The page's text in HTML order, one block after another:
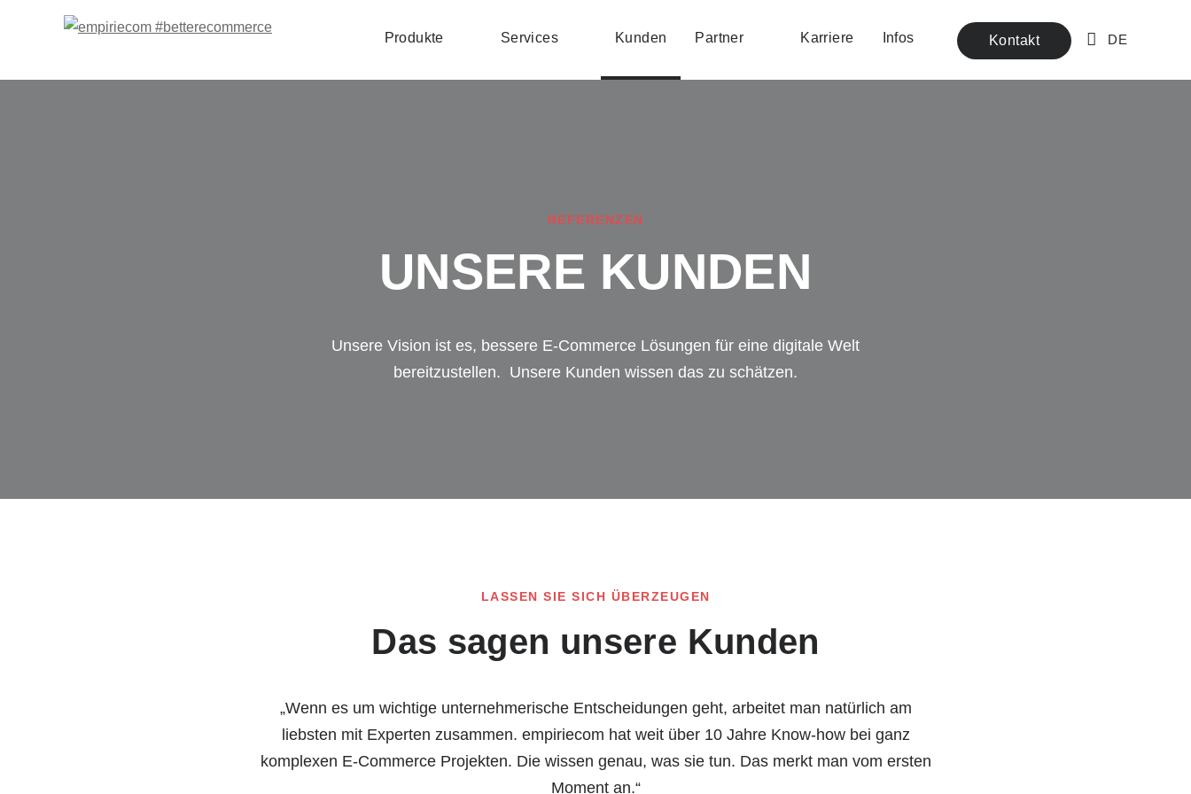
Produkte Services Kunden Partner Karriere Infos Kontakt DE
REFERENZEN
UNSERE KUNDEN
Unsere Vision ist es, bessere E-Commerce Lösungen für eine digitale Welt
bereitzustellen. Unsere Kunden wissen das zu schätzen.
LASSEN SIE SICH ÜBERZEUGEN
Das sagen unsere Kunden
„Wenn es um wichtige unternehmerische Entscheidungen geht, arbeitet man natürlich am
liebsten mit Experten zusammen. empiriecom hat weit über 10 Jahre Know-how bei ganz
komplexen E-Commerce Projekten. Die wissen genau, was sie tun. Das merkt man vom ersten
Moment an.“